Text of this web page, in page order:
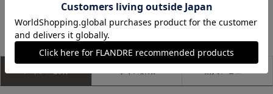
もっと見る